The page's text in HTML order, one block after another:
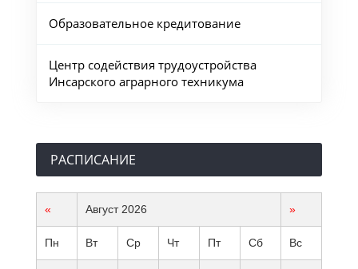
Образовательное кредитование
Центр содействия трудоустройства
Инсарского аграрного техникума
РАСПИСАНИЕ
« Август 2026 »
Пн Вт Ср Чт Пт Сб Вс